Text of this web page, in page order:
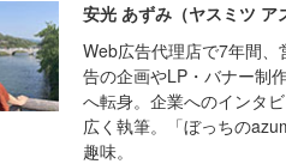
安光 あずみ（ヤスミツ ア
Web広告代理店で7年間
告の企画やLP・バナー制
へ転身。企業へのインタ
広く執筆。「ぼっちの
趣味。